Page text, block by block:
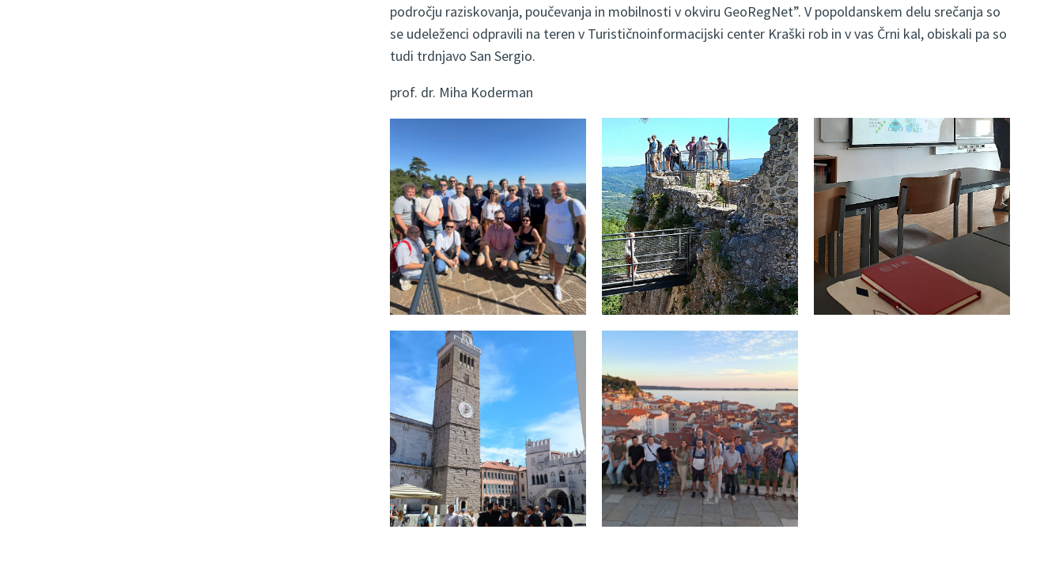
področju raziskovanja, poučevanja in mobilnosti v okviru GeoRegNet”. V popoldanskem delu srečanja so
se udeleženci odpravili na teren v Turističnoinformacijski center Kraški rob in v vas Črni kal, obiskali pa so
tudi trdnjavo San Sergio.
prof. dr. Miha Koderman